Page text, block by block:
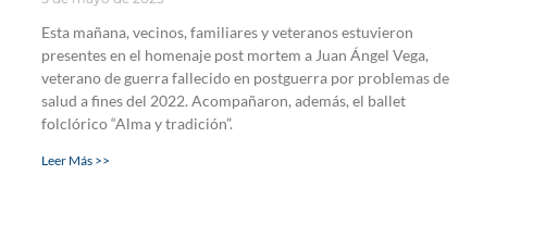
Esta mañana, vecinos, familiares y veteranos estuvieron
presentes en el homenaje post mortem a Juan Ángel Vega,
veterano de guerra fallecido en postguerra por problemas de
salud a fines del 2022. Acompañaron, además, el ballet
folclórico “Alma y tradición”.
Leer Más >>